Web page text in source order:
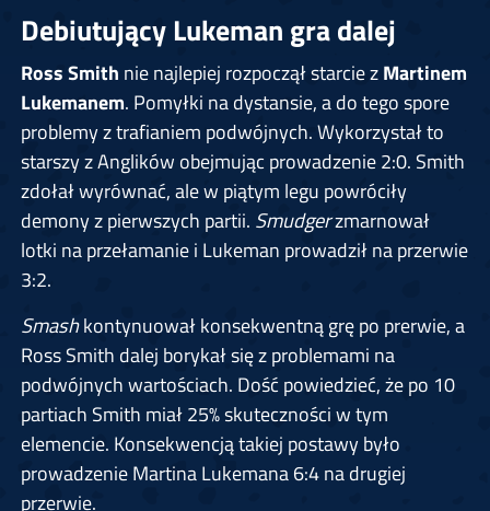
Debiutujący Lukeman gra dalej
Ross Smith nie najlepiej rozpoczął starcie zMartinem
Lukemanem. Pomyłki na dystansie, a do tego spore
problemy z trafianiem podwójnych. Wykorzystał to
starszy z Anglików obejmując prowadzenie 2:0. Smith
zdołał wyrównać, ale w piątym legu powróciły
demony z pierwszych partii. Smudgerzmarnował
lotki na przełamanie i Lukeman prowadził na przerwie
3:2.
Smashkontynuował konsekwentną grę po prerwie, a
Ross Smith dalej borykał się z problemami na
podwójnych wartościach. Dość powiedzieć, że po 10
partiach Smith miał 25% skuteczności w tym
elemencie. Konsekwencją takiej postawy było
prowadzenie Martina Lukemana 6:4 na drugiej
przerwie.